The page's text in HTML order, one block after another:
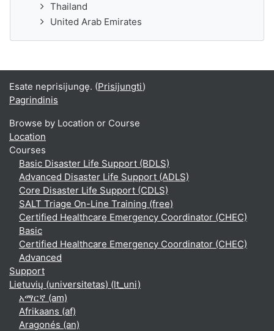
Thailand
United Arab Emirates
Esate neprisijungę. (Prisijungti)
Pagrindinis
Browse by Location or Course
Location
Courses
Basic Disaster Life Support (BDLS)
Advanced Disaster Life Support (ADLS)
Core Disaster Life Support (CDLS)
SALT Triage On-Line Training (free)
Certified Healthcare Emergency Coordinator (CHEC)
Basic
Certified Healthcare Emergency Coordinator (CHEC)
Advanced
Support
Lietuvių (universitetas) ‎(lt_uni)‎
አማርኛ ‎(am)‎
Afrikaans ‎(af)‎
Aragonés ‎(an)‎